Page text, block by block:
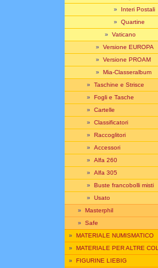
» Interi Postali
» Quartine
» Vaticano
» Versione EUROPA
» Versione PROAM
» Mia-Classeralbum
» Taschine e Strisce
» Fogli e Tasche
» Cartelle
» Classificatori
» Raccoglitori
» Accessori
» Alfa 260
» Alfa 305
» Buste francobolli misti
» Usato
» Masterphil
» Safe
» MATERIALE NUMISMATICO
» MATERIALE PER ALTRE
» FIGURINE LIEBIG